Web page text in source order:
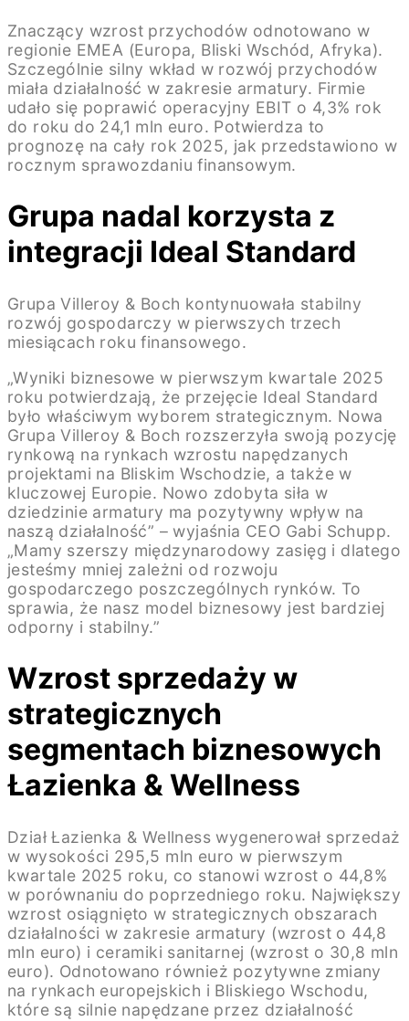
Znaczący wzrost przychodów odnotowano w
regionie EMEA (Europa, Bliski Wschód, Afryka).
Szczególnie silny wkład w rozwój przychodów
miała działalność w zakresie armatury. Firmie
udało się poprawić operacyjny EBIT o 4,3% rok
do roku do 24,1 mln euro. Potwierdza to
prognozę na cały rok 2025, jak przedstawiono w
rocznym sprawozdaniu finansowym.
Grupa nadal korzysta z
integracji Ideal Standard
Grupa Villeroy & Boch kontynuowała stabilny
rozwój gospodarczy w pierwszych trzech
miesiącach roku finansowego.
„Wyniki biznesowe w pierwszym kwartale 2025
roku potwierdzają, że przejęcie Ideal Standard
było właściwym wyborem strategicznym. Nowa
Grupa Villeroy & Boch rozszerzyła swoją pozycję
rynkową na rynkach wzrostu napędzanych
projektami na Bliskim Wschodzie, a także w
kluczowej Europie. Nowo zdobyta siła w
dziedzinie armatury ma pozytywny wpływ na
naszą działalność” – wyjaśnia CEO Gabi Schupp.
„Mamy szerszy międzynarodowy zasięg i dlatego
jesteśmy mniej zależni od rozwoju
gospodarczego poszczególnych rynków. To
sprawia, że nasz model biznesowy jest bardziej
odporny i stabilny.”
Wzrost sprzedaży w
strategicznych
segmentach biznesowych
Łazienka & Wellness
Dział Łazienka & Wellness wygenerował sprzedaż
w wysokości 295,5 mln euro w pierwszym
kwartale 2025 roku, co stanowi wzrost o 44,8%
w porównaniu do poprzedniego roku. Największy
wzrost osiągnięto w strategicznych obszarach
działalności w zakresie armatury (wzrost o 44,8
mln euro) i ceramiki sanitarnej (wzrost o 30,8 mln
euro). Odnotowano również pozytywne zmiany
na rynkach europejskich i Bliskiego Wschodu,
które są silnie napędzane przez działalność